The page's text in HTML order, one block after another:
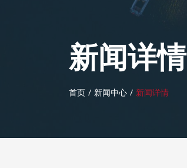
新闻详情
首页 新闻中心 新闻详情